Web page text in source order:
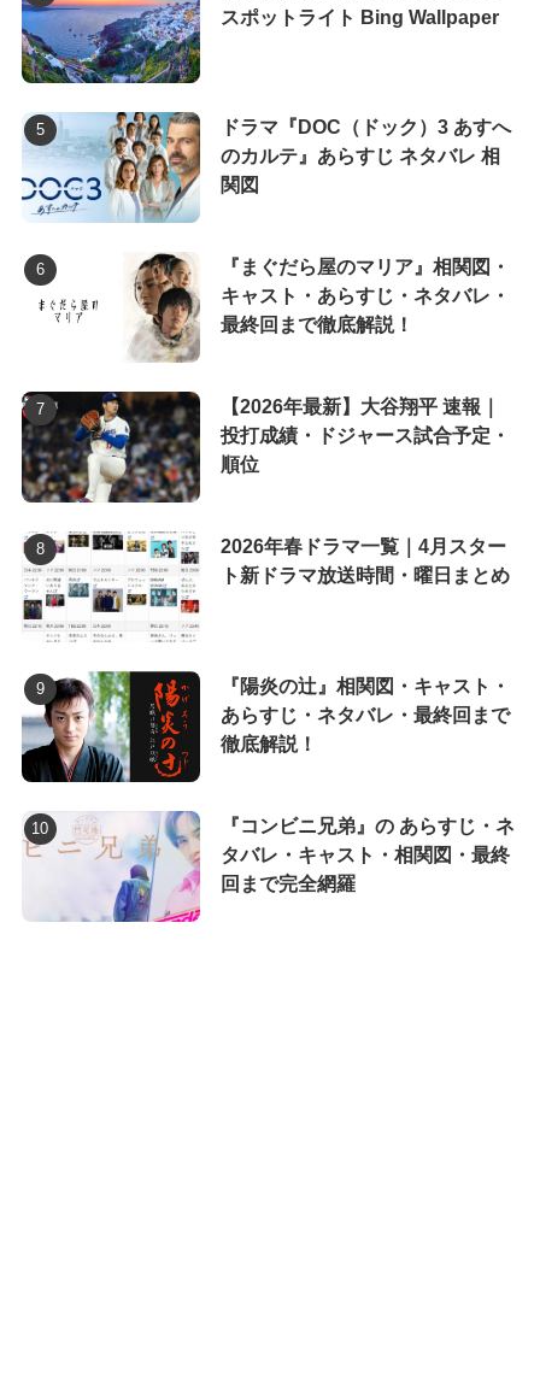
スポットライト Bing Wallpaper
ドラマ『DOC（ドック）3 あすへ
のカルテ』あらすじ ネタバレ 相
関図
『まぐだら屋のマリア』相関図・
キャスト・あらすじ・ネタバレ・
最終回まで徹底解説！
【2026年最新】大谷翔平 速報｜
投打成績・ドジャース試合予定・
順位
2026年春ドラマ一覧｜4月スター
ト新ドラマ放送時間・曜日まとめ
『陽炎の辻』相関図・キャスト・
あらすじ・ネタバレ・最終回まで
徹底解説！
『コンビニ兄弟』の あらすじ・ネ
タバレ・キャスト・相関図・最終
回まで完全網羅